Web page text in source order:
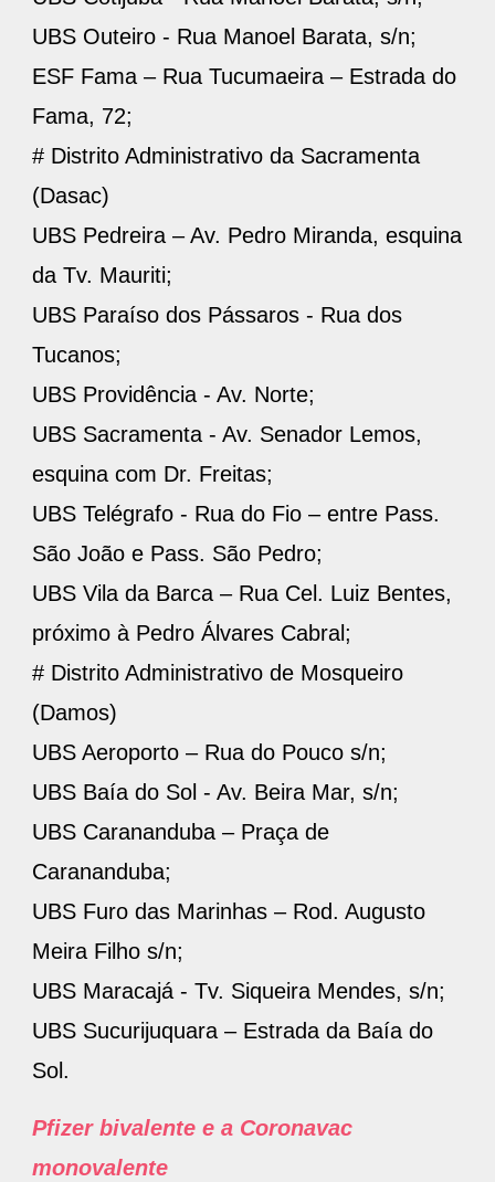
UBS Outeiro - Rua Manoel Barata, s/n;
ESF Fama – Rua Tucumaeira – Estrada do
Fama, 72;
# Distrito Administrativo da Sacramenta
(Dasac)
UBS Pedreira – Av. Pedro Miranda, esquina
da Tv. Mauriti;
UBS Paraíso dos Pássaros - Rua dos
Tucanos;
UBS Providência - Av. Norte;
UBS Sacramenta - Av. Senador Lemos,
esquina com Dr. Freitas;
UBS Telégrafo - Rua do Fio – entre Pass.
São João e Pass. São Pedro;
UBS Vila da Barca – Rua Cel. Luiz Bentes,
próximo à Pedro Álvares Cabral;
# Distrito Administrativo de Mosqueiro
(Damos)
UBS Aeroporto – Rua do Pouco s/n;
UBS Baía do Sol - Av. Beira Mar, s/n;
UBS Carananduba – Praça de
Carananduba;
UBS Furo das Marinhas – Rod. Augusto
Meira Filho s/n;
UBS Maracajá - Tv. Siqueira Mendes, s/n;
UBS Sucurijuquara – Estrada da Baía do
Sol.
Pfizer bivalente e a Coronavac
monovalente